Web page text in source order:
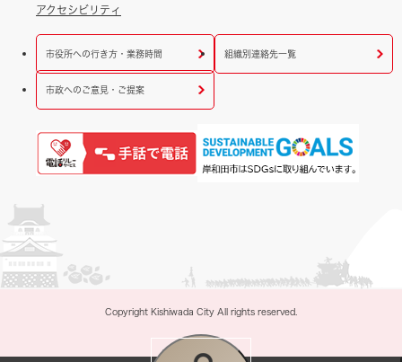
アクセシビリティ
市役所への行き方・業務時間 組織別連絡先一覧
市政へのご意見・ご提案
Copyright Kishiwada City All rights reserved.